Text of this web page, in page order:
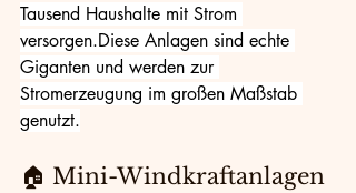
Tausend Haushalte mit Strom
versorgen.Diese Anlagen sind echte
Giganten und werden zur
Stromerzeugung im großen Maßstab
genutzt.
🏠 Mini-Windkraftanlagen